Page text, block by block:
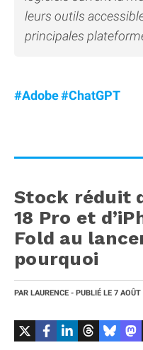
leurs outils
principales
#Adobe#ChatGPT
Stock réduit
18 Pro et
Fold au
pourquoi
PAR LAURENCE - PUBLIÉ LE 7 AOÛT